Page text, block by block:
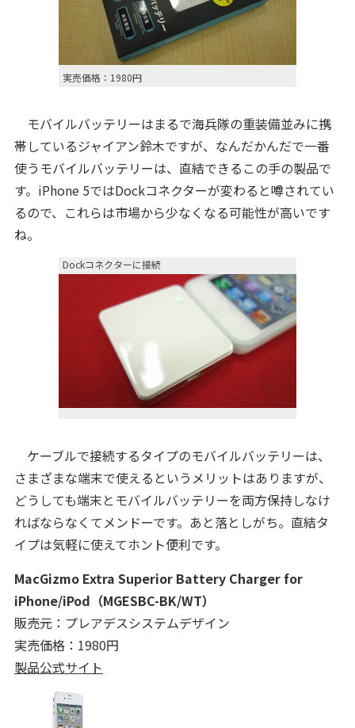
実売価格：1980円
モバイルバッテリーはまるで海兵隊の重装備並みに携
帯しているジャイアン鈴木ですが、なんだかんだで一番
使うモバイルバッテリーは、直結できるこの手の製品で
す。iPhone 5ではDockコネクターが変わると噂されてい
るので、これらは市場から少なくなる可能性が高いです
ね。
Dockコネクターに接続
ケーブルで接続するタイプのモバイルバッテリーは、
さまざまな端末で使えるというメリットはありますが、
どうしても端末とモバイルバッテリーを両方保持しなけ
ればならなくてメンドーです。あと落としがち。直結タ
イプは気軽に使えてホント便利です。
MacGizmo Extra Superior Battery Charger for
iPhone/iPod（MGESBC-BK/WT）
販売元：プレアデスシステムデザイン
実売価格：1980円
製品公式サイト